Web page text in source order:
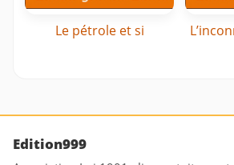
Le pétrole et si
Edition999